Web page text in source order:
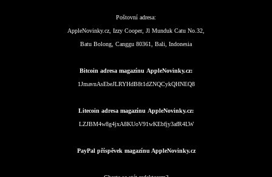
Poštovní adresa:
AppleNovinky.cz, Izzy Cooper, Jl Munduk Catu No.32,
Batu Bolong, Canggu 80361, Bali, Indonesia
Bitcoin adresa magazínu AppleNovinky.cz:
1JmavnAsEbeJLRYHdB8t1dZNQCykQHNEQ8
Litecoin adresa magazínu AppleNovinky.cz:
LZJBM4w8g4jxA8KUoV91wKEbfjy3afR4LW
PayPal příspěvek magazínu AppleNovinky.cz